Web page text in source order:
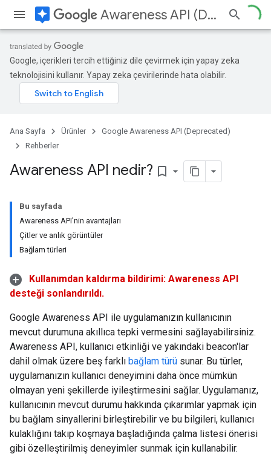
assistant Awareness API (Deprecated)
Google, içerikleri tercih ettiğiniz dile çevirmek için yapay zeka
teknolojisini kullanır. Yapay zeka çevirilerinde hata olabilir.
Ana Sayfa Ürünler
Google Awareness API (Deprecated)
Rehberler
Awareness API nedir? bookmark_border
Bu sayfada
Awareness API'nin avantajları
Çitler ve anlık görüntüler
Bağlam türleri
Kullanımdan kaldırma bildirimi: Awareness API
desteği sonlandırıldı.
Google Awareness API ile uygulamanızın kullanıcının
mevcut durumuna akıllıca tepki vermesini sağlayabilirsiniz.
Awareness API, kullanıcı etkinliği ve yakındaki beacon'lar
dahil olmak üzere beş farklı bağlam türü sunar. Bu türler,
uygulamanızın kullanıcı deneyimini daha önce mümkün
olmayan yeni şekillerde iyileştirmesini sağlar. Uygulamanız,
kullanıcının mevcut durumu hakkında çıkarımlar yapmak için
bu bağlam sinyallerini birleştirebilir ve bu bilgileri, kullanıcı
kulaklığını takıp koşmaya başladığında çalma listesi önerisi
gibi özelleştirilmiş deneyimler sunmak için kullanabilir.